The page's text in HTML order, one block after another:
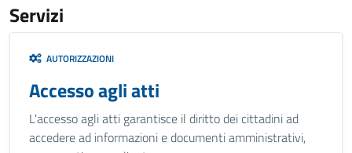
Servizi
AUTORIZZAZIONI
Accesso agli atti
L'accesso agli atti garantisce il diritto dei cittadini ad
accedere ad informazioni e documenti amministrativi,